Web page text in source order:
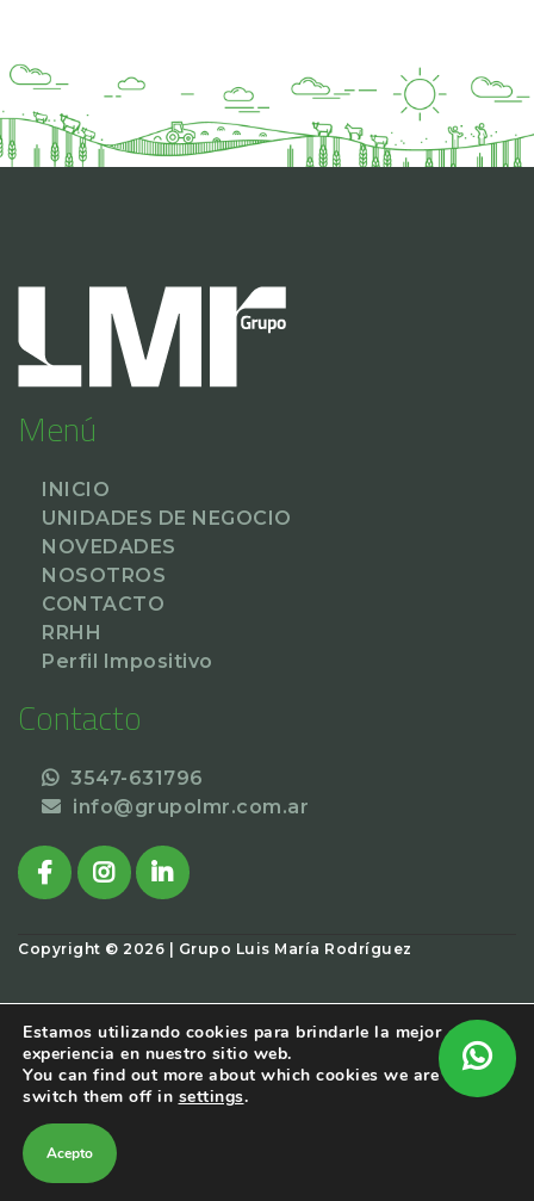
Menú
INICIO
UNIDADES DE NEGOCIO
NOVEDADES
NOSOTROS
CONTACTO
RRHH
Perfil Impositivo
Contacto
3547-631796
info@grupolmr.com.ar
Copyright © 2026 | Grupo Luis María Rodríguez
.Estamos utilizando cookies para brindarle la mejor
experiencia en nuestro sitio web.
You can find out more about which cookies we are using or
switch them off in settings.
Acepto